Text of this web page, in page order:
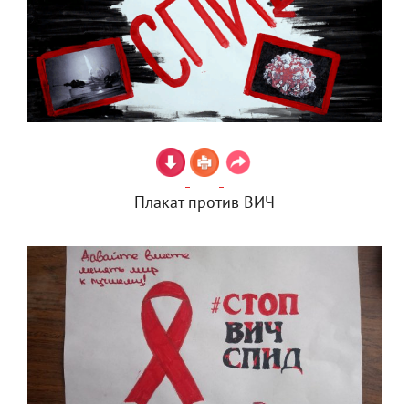
Плакат против ВИЧ